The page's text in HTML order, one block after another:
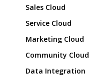
Sales Cloud
Service Cloud
Marketing Cloud
Community Cloud
Data Integration